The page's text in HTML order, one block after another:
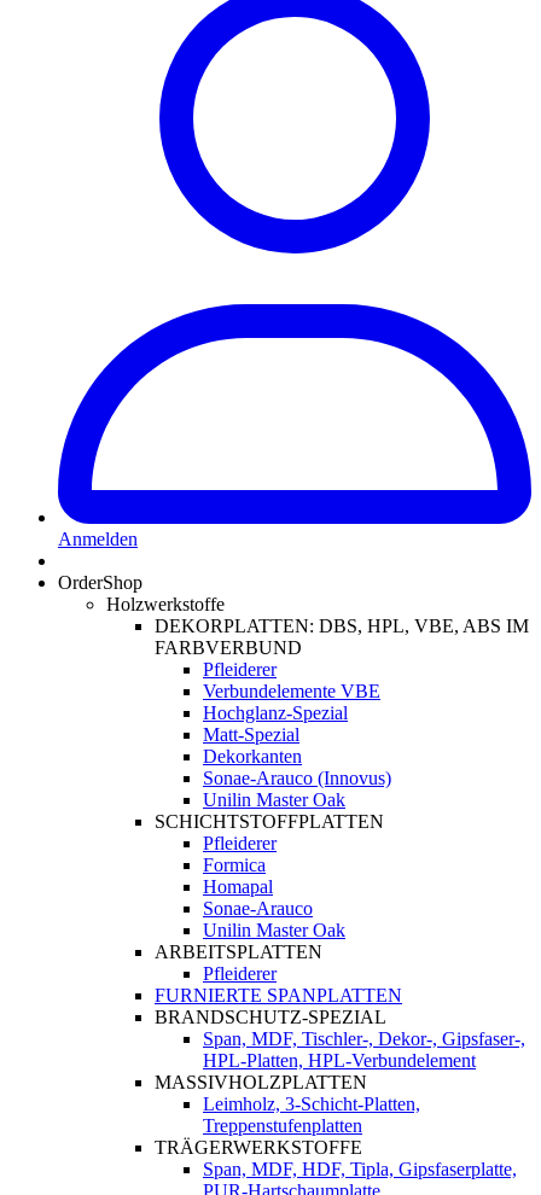
Anmelden
OrderShop
Holzwerkstoffe
DEKORPLATTEN: DBS, HPL, VBE, ABS IM
FARBVERBUND
Pfleiderer
Verbundelemente VBE
Hochglanz-Spezial
Matt-Spezial
Dekorkanten
Sonae-Arauco (Innovus)
Unilin Master Oak
SCHICHTSTOFFPLATTEN
Pfleiderer
Formica
Homapal
Sonae-Arauco
Unilin Master Oak
ARBEITSPLATTEN
Pfleiderer
FURNIERTE SPANPLATTEN
BRANDSCHUTZ-SPEZIAL
Span, MDF, Tischler-, Dekor-, Gipsfaser-,
HPL-Platten, HPL-Verbundelement
MASSIVHOLZPLATTEN
Leimholz, 3-Schicht-Platten,
Treppenstufenplatten
TRÄGERWERKSTOFFE
Span, MDF, HDF, Tipla, Gipsfaserplatte,
PUR-Hartschaumplatte